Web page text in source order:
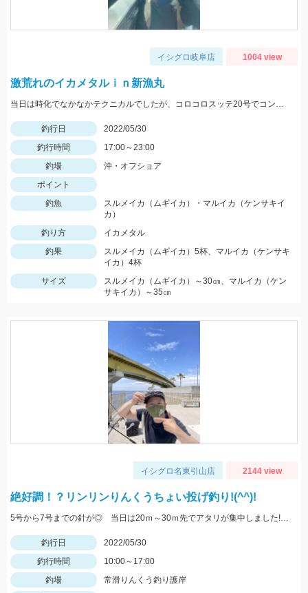
イシグロ岐阜店 1004 view
激荒れのイカメタルｉｎ新漁丸
当日は時化でなかなかテクニカルでしたが、コロコロスッテ20号でコンスタントに釣る事が出来ました！
釣行日
2022/05/30
釣行時間
17:00～23:00
釣場
沖・オフショア
ポイント
釣魚
スルメイカ（ムギイカ）・マルイカ（ケンサキイ
カ）
釣り方
イカメタル
釣果
スルメイカ（ムギイカ）5杯、マルイカ（ケンサキ
イカ）4杯
サイズ
スルメイカ（ムギイカ）～30㎝、マルイカ（ケン
サキイカ）～35㎝
イシグロ名東引山店 2144 view
絶好調！？リンリンりんくうちょい投げ釣り!(^^)!
5号から7号までの針が◎ 当日は20ｍ～30ｍ先でアタリが集中しました!! 浜翔!!!感度ヨシ！！軽さ抜群！！
釣行日
2022/05/30
釣行時間
10:00～17:00
釣場
常滑りんくう釣り護岸